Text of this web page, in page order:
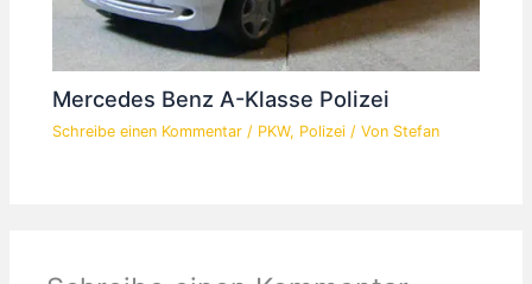
Mercedes Benz A-Klasse Polizei
Schreibe einen Kommentar / PKW, Polizei / Von Stefan